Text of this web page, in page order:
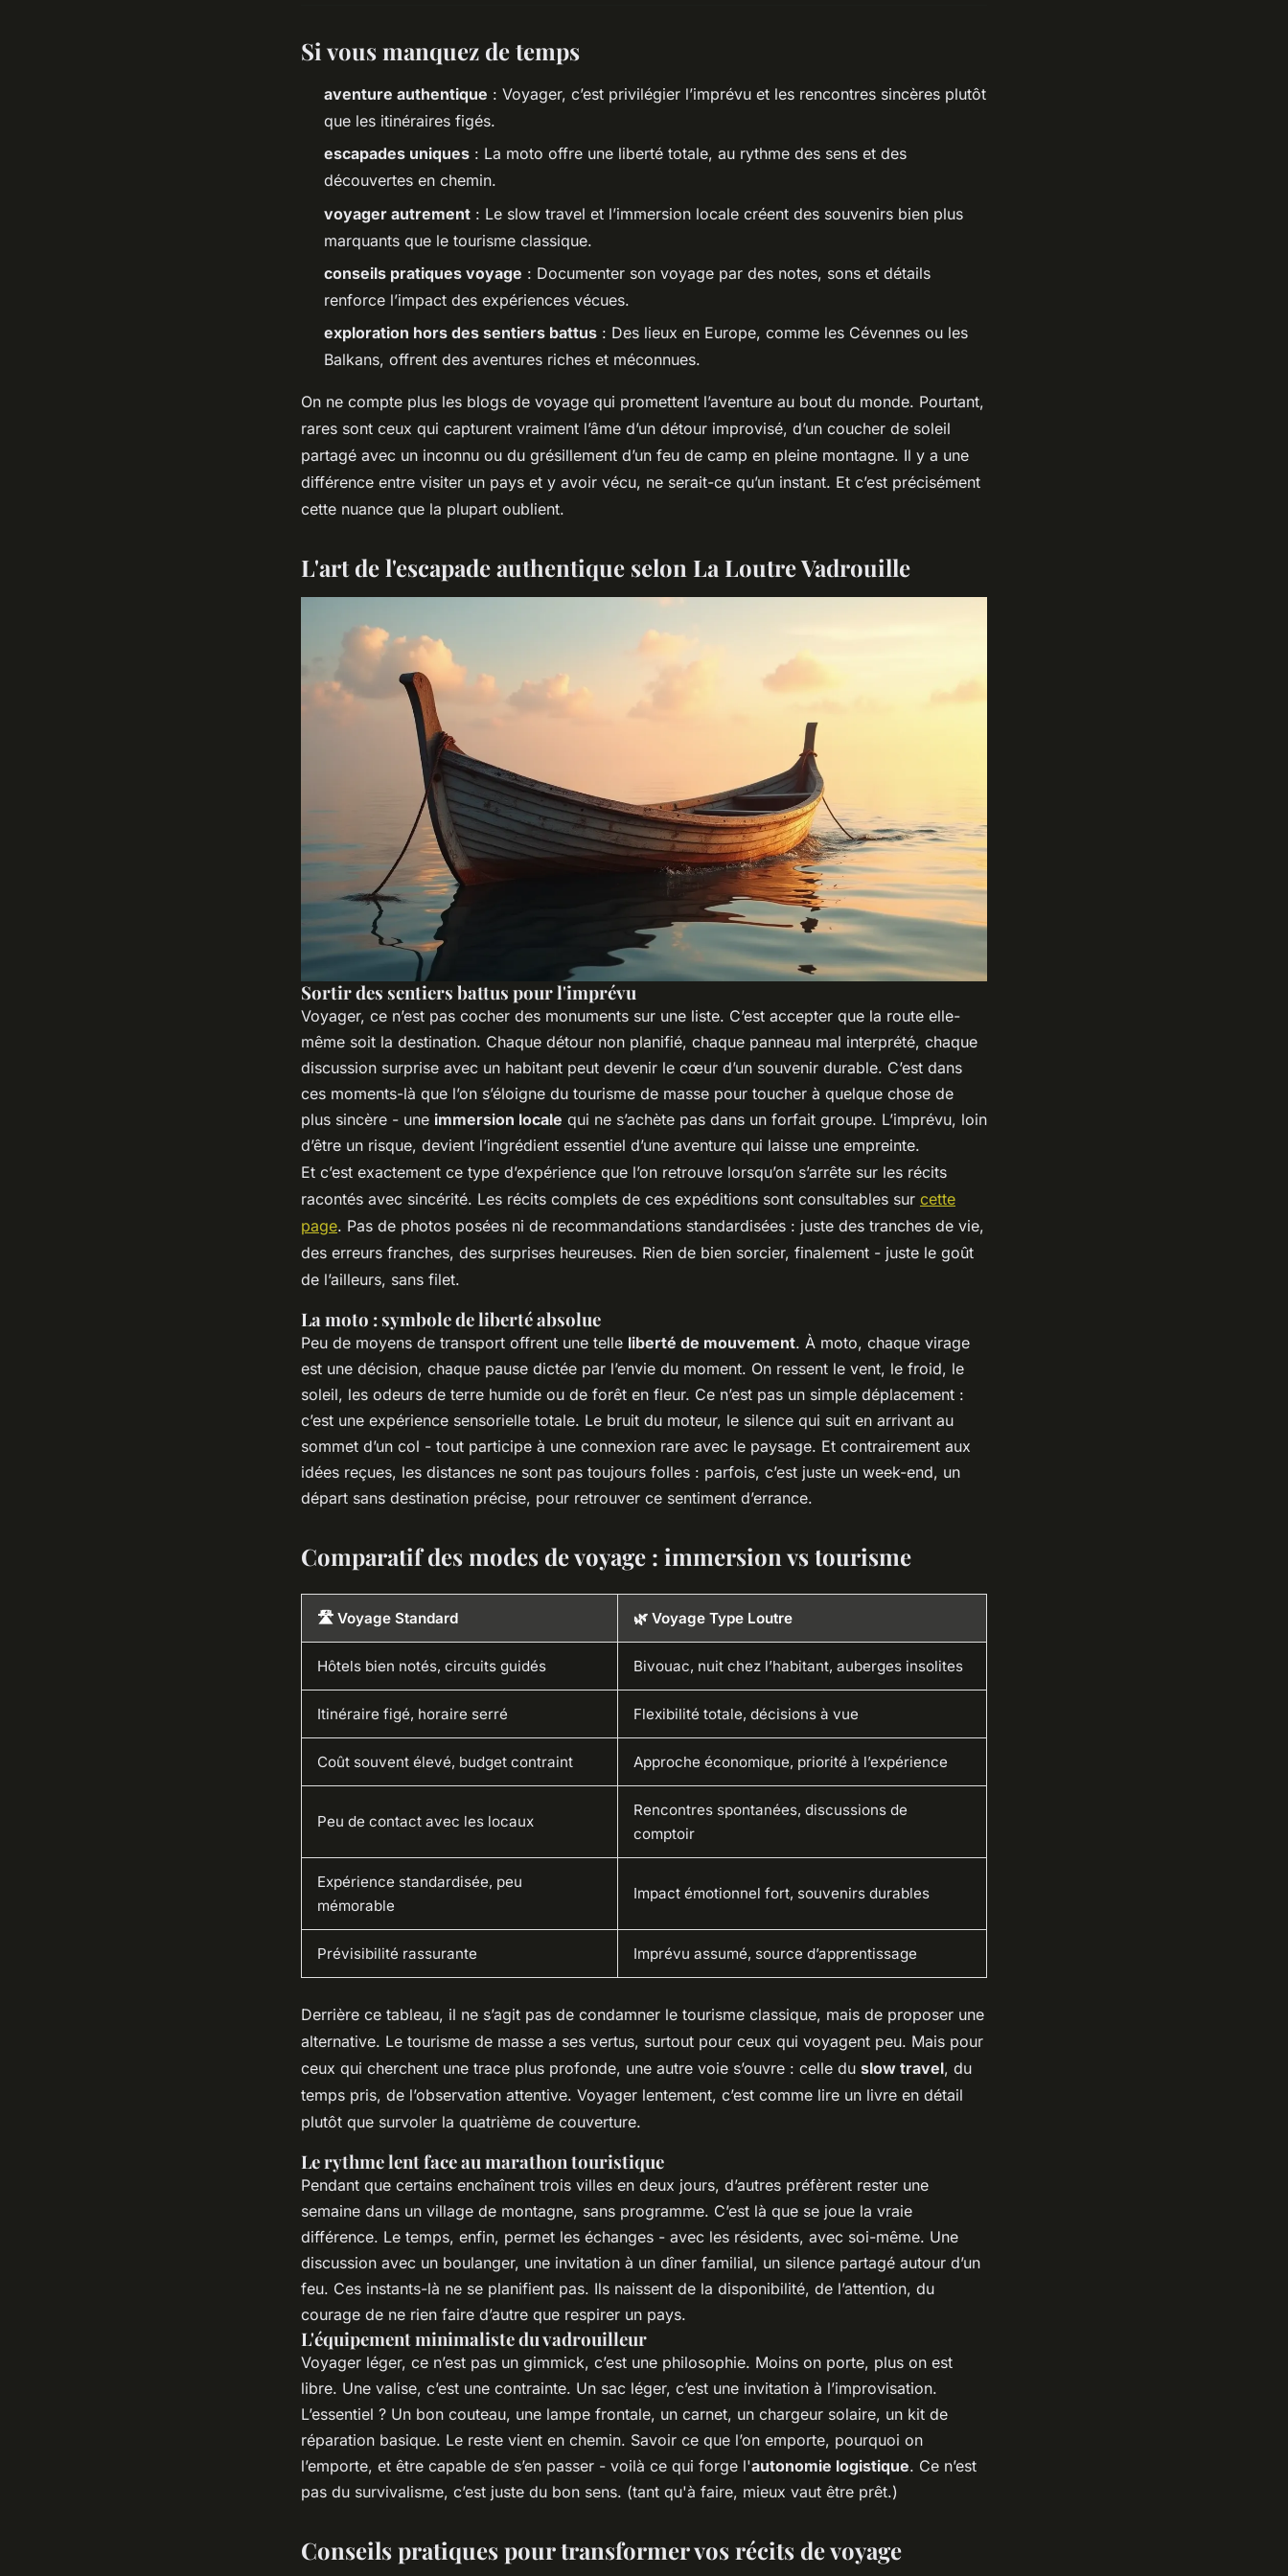
Si vous manquez de temps
aventure authentique : Voyager, c’est privilégier l’imprévu et les rencontres sincères plutôt
que les itinéraires figés.
escapades uniques : La moto offre une liberté totale, au rythme des sens et des
découvertes en chemin.
voyager autrement : Le slow travel et l’immersion locale créent des souvenirs bien plus
marquants que le tourisme classique.
conseils pratiques voyage : Documenter son voyage par des notes, sons et détails
renforce l’impact des expériences vécues.
exploration hors des sentiers battus : Des lieux en Europe, comme les Cévennes ou les
Balkans, offrent des aventures riches et méconnues.
On ne compte plus les blogs de voyage qui promettent l’aventure au bout du monde. Pourtant,
rares sont ceux qui capturent vraiment l’âme d’un détour improvisé, d’un coucher de soleil
partagé avec un inconnu ou du grésillement d’un feu de camp en pleine montagne. Il y a une
différence entre visiter un pays et y avoir vécu, ne serait-ce qu’un instant. Et c’est précisément
cette nuance que la plupart oublient.
L'art de l'escapade authentique selon La Loutre Vadrouille
Sortir des sentiers battus pour l'imprévu
Voyager, ce n’est pas cocher des monuments sur une liste. C’est accepter que la route elle-
même soit la destination. Chaque détour non planifié, chaque panneau mal interprété, chaque
discussion surprise avec un habitant peut devenir le cœur d’un souvenir durable. C’est dans
ces moments-là que l’on s’éloigne du tourisme de masse pour toucher à quelque chose de
plus sincère - une immersion locale qui ne s’achète pas dans un forfait groupe. L’imprévu, loin
d’être un risque, devient l’ingrédient essentiel d’une aventure qui laisse une empreinte.
Et c’est exactement ce type d’expérience que l’on retrouve lorsqu’on s’arrête sur les récits
racontés avec sincérité. Les récits complets de ces expéditions sont consultables sur cette
page. Pas de photos posées ni de recommandations standardisées : juste des tranches de vie,
des erreurs franches, des surprises heureuses. Rien de bien sorcier, finalement - juste le goût
de l’ailleurs, sans filet.
La moto : symbole de liberté absolue
Peu de moyens de transport offrent une telle liberté de mouvement. À moto, chaque virage
est une décision, chaque pause dictée par l’envie du moment. On ressent le vent, le froid, le
soleil, les odeurs de terre humide ou de forêt en fleur. Ce n’est pas un simple déplacement :
c’est une expérience sensorielle totale. Le bruit du moteur, le silence qui suit en arrivant au
sommet d’un col - tout participe à une connexion rare avec le paysage. Et contrairement aux
idées reçues, les distances ne sont pas toujours folles : parfois, c’est juste un week-end, un
départ sans destination précise, pour retrouver ce sentiment d’errance.
Comparatif des modes de voyage : immersion vs tourisme
🛣️ Voyage Standard 🌿 Voyage Type Loutre
Hôtels bien notés, circuits guidés Bivouac, nuit chez l’habitant, auberges insolites
Itinéraire figé, horaire serré Flexibilité totale, décisions à vue
Coût souvent élevé, budget contraint Approche économique, priorité à l’expérience
Peu de contact avec les locaux
Rencontres spontanées, discussions de
comptoir
Expérience standardisée, peu
mémorable
Impact émotionnel fort, souvenirs durables
Prévisibilité rassurante Imprévu assumé, source d’apprentissage
Derrière ce tableau, il ne s’agit pas de condamner le tourisme classique, mais de proposer une
alternative. Le tourisme de masse a ses vertus, surtout pour ceux qui voyagent peu. Mais pour
ceux qui cherchent une trace plus profonde, une autre voie s’ouvre : celle du slow travel, du
temps pris, de l’observation attentive. Voyager lentement, c’est comme lire un livre en détail
plutôt que survoler la quatrième de couverture.
Le rythme lent face au marathon touristique
Pendant que certains enchaînent trois villes en deux jours, d’autres préfèrent rester une
semaine dans un village de montagne, sans programme. C’est là que se joue la vraie
différence. Le temps, enfin, permet les échanges - avec les résidents, avec soi-même. Une
discussion avec un boulanger, une invitation à un dîner familial, un silence partagé autour d’un
feu. Ces instants-là ne se planifient pas. Ils naissent de la disponibilité, de l’attention, du
courage de ne rien faire d’autre que respirer un pays.
L'équipement minimaliste du vadrouilleur
Voyager léger, ce n’est pas un gimmick, c’est une philosophie. Moins on porte, plus on est
libre. Une valise, c’est une contrainte. Un sac léger, c’est une invitation à l’improvisation.
L’essentiel ? Un bon couteau, une lampe frontale, un carnet, un chargeur solaire, un kit de
réparation basique. Le reste vient en chemin. Savoir ce que l’on emporte, pourquoi on
l’emporte, et être capable de s’en passer - voilà ce qui forge l'autonomie logistique. Ce n’est
pas du survivalisme, c’est juste du bon sens. (tant qu'à faire, mieux vaut être prêt.)
Conseils pratiques pour transformer vos récits de voyage